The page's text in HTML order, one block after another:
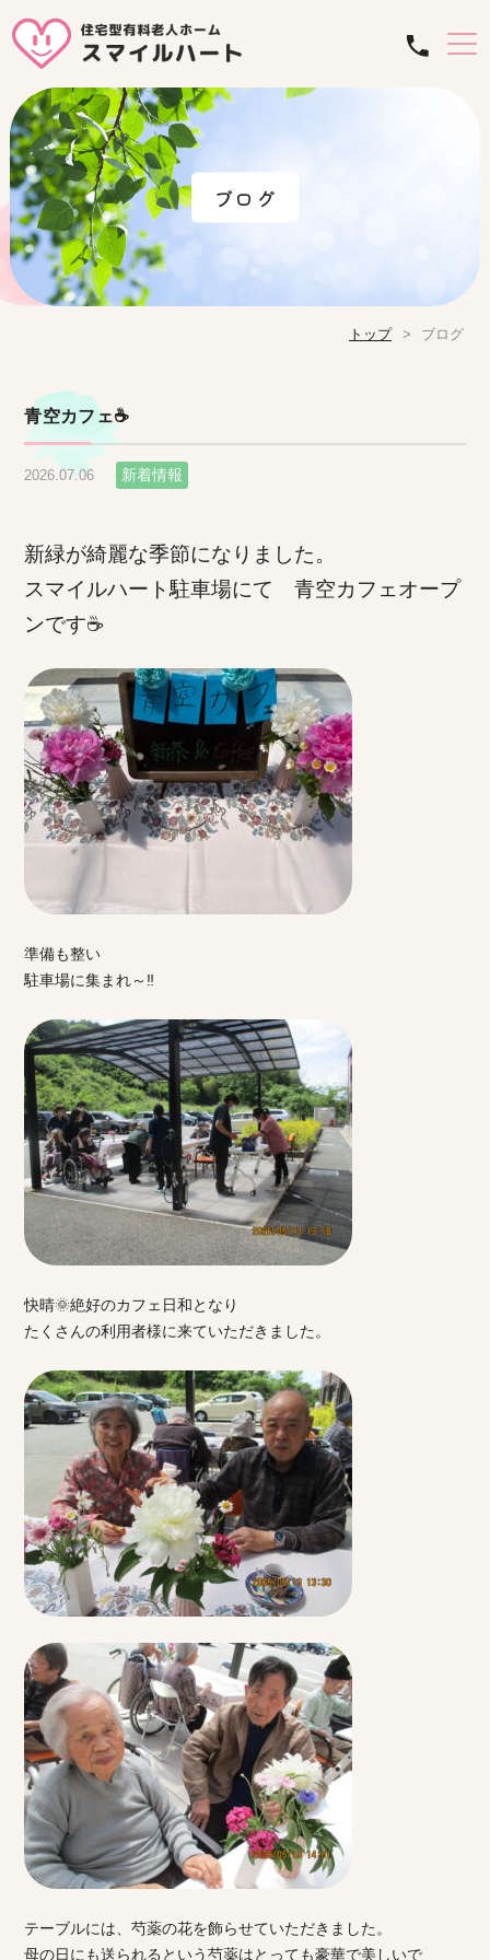
ブログ
トップ ブログ
青空カフェ☕
2026.07.06 新着情報
新緑が綺麗な季節になりました。
スマイルハート駐車場にて 青空カフェオープ
ンです☕
準備も整い
駐車場に集まれ～‼
快晴🌞絶好のカフェ日和となり
たくさんの利用者様に来ていただきました。
テーブルには、芍薬の花を飾らせていただきました。
母の日にも送られるという芍薬はとっても豪華で美しいで